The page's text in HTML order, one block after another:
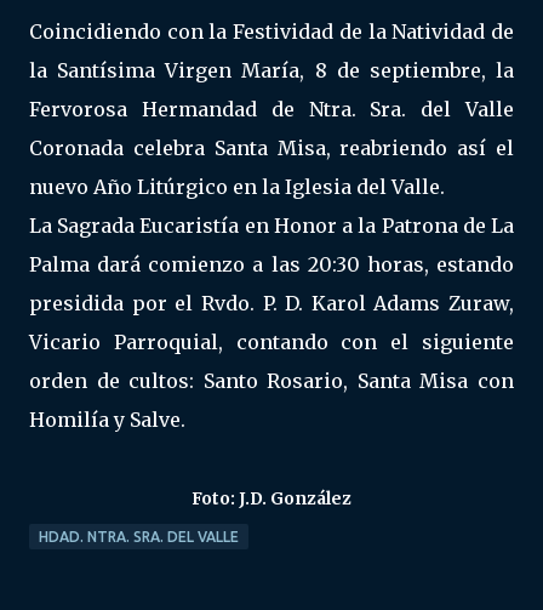
Coincidiendo con la Festividad de la Natividad de
la Santísima Virgen María, 8 de septiembre, la
Fervorosa Hermandad de Ntra. Sra. del Valle
Coronada celebra Santa Misa, reabriendo así el
nuevo Año Litúrgico en la Iglesia del Valle.
La Sagrada Eucaristía en Honor a la Patrona de La
Palma dará comienzo a las 20:30 horas, estando
presidida por el Rvdo. P. D. Karol Adams Zuraw,
Vicario Parroquial, contando con el siguiente
orden de cultos: Santo Rosario, Santa Misa con
Homilía y Salve.
Foto: J.D. González
HDAD. NTRA. SRA. DEL VALLE